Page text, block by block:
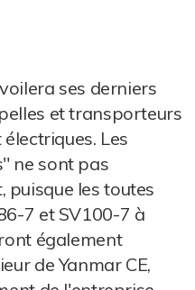
ses derniers
et transporteurs
Les
ne sont pas
les toutes
7 et SV100-7 à
également
de Yanmar CE,